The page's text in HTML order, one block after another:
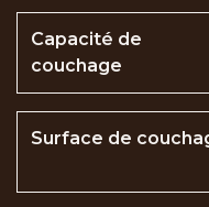
Capacité de
couchage
Surface de